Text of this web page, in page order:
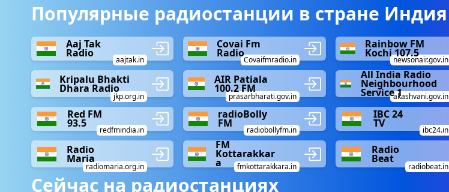
Популярные радиостанции в стране Индия
Aaj Tak
Radio
aajtak.in
Covai Fm
Radio
Covaifmradio.in
Rainbow FM
Kochi 107.5
newsonair.gov.in
Kripalu Bhakti
Dhara Radio
jkp.org.in
AIR Patiala
100.2 FM
prasarbharati.gov.in
All India Radio
Neighbourhood
Service 1akashvani.gov.in
Red FM
93.5
redfmindia.in
radioBolly
FM
radiobollyfm.in
IBC 24
TV
ibc24.in
Radio
Maria
radiomaria.org.in
FM
Kottarakkar
a fmkottarakkara.in
Radio
Beat
radiobeat.in
Сейчас на радиостанциях